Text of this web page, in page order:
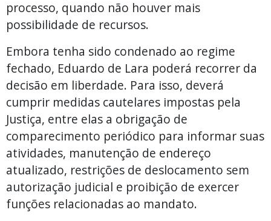
processo, quando não houver mais
possibilidade de recursos.
Embora tenha sido condenado ao regime
fechado, Eduardo de Lara poderá recorrer da
decisão em liberdade. Para isso, deverá
cumprir medidas cautelares impostas pela
Justiça, entre elas a obrigação de
comparecimento periódico para informar suas
atividades, manutenção de endereço
atualizado, restrições de deslocamento sem
autorização judicial e proibição de exercer
funções relacionadas ao mandato.